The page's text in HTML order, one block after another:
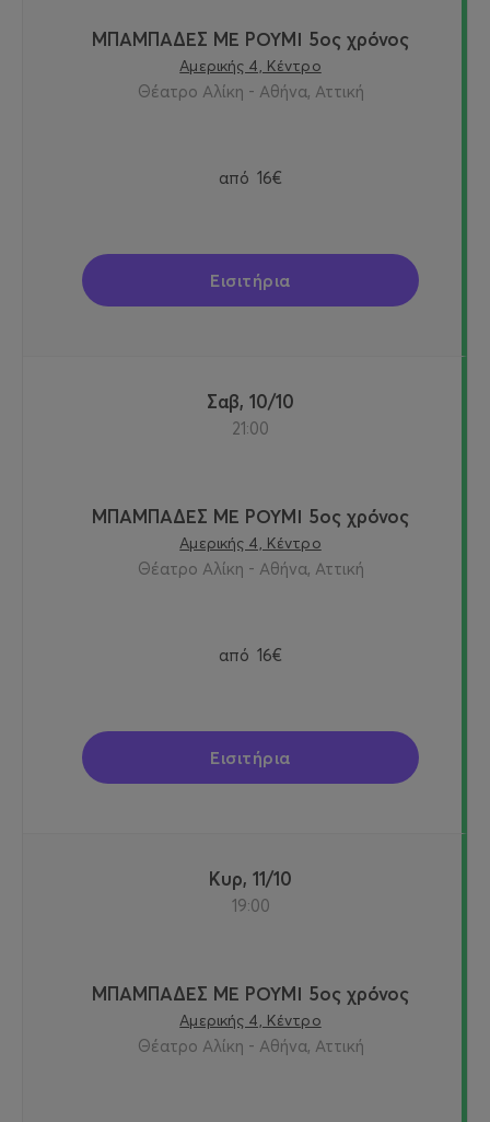
ΜΠΑΜΠΑΔΕΣ ΜΕ ΡΟΥΜΙ 5ος χρόνος
Αμερικής 4, Κέντρο
Θέατρο Αλίκη - Αθήνα, Αττική
από 16€
Εισιτήρια
Σαβ, 10/10
21:00
ΜΠΑΜΠΑΔΕΣ ΜΕ ΡΟΥΜΙ 5ος χρόνος
Αμερικής 4, Κέντρο
Θέατρο Αλίκη - Αθήνα, Αττική
από 16€
Εισιτήρια
Κυρ, 11/10
19:00
ΜΠΑΜΠΑΔΕΣ ΜΕ ΡΟΥΜΙ 5ος χρόνος
Αμερικής 4, Κέντρο
Θέατρο Αλίκη - Αθήνα, Αττική